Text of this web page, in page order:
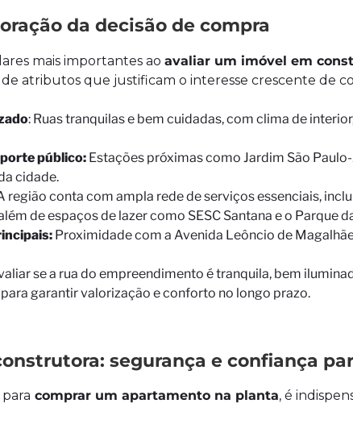
da decisão de compra
mais importantes ao avaliar um imóvel em
atributos que justificam o interesse crescente de
: Ruas tranquilas e bem cuidadas, com clima de
público: Estações próximas como Jardim São
cidade.
região conta com ampla rede de serviços essenciais,
de espaços de lazer como SESC Santana e o Parque
Proximidade com a Avenida Leôncio de
se a rua do empreendimento é tranquila, bem
garantir valorização e conforto no longo prazo.
segurança e confiança
comprar um apartamento na planta, é